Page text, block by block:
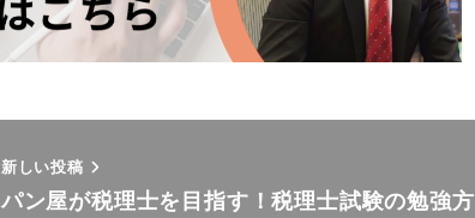
新しい投稿
パン屋が税理士を目指す！税理士試験の勉強方